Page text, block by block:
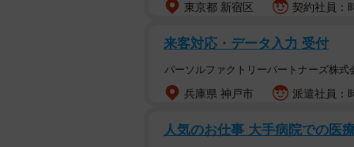
東京都 新宿区 契約社員：
来客対応・データ入力 受付
パーソルファクトリーパートナーズ株式
兵庫県 神戸市 派遣社員：
人気のお仕事 大手病院での医